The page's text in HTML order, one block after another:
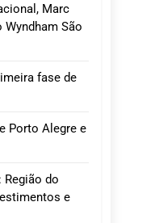
Marc
São
fase de
Porto Alegre e
Região do
e